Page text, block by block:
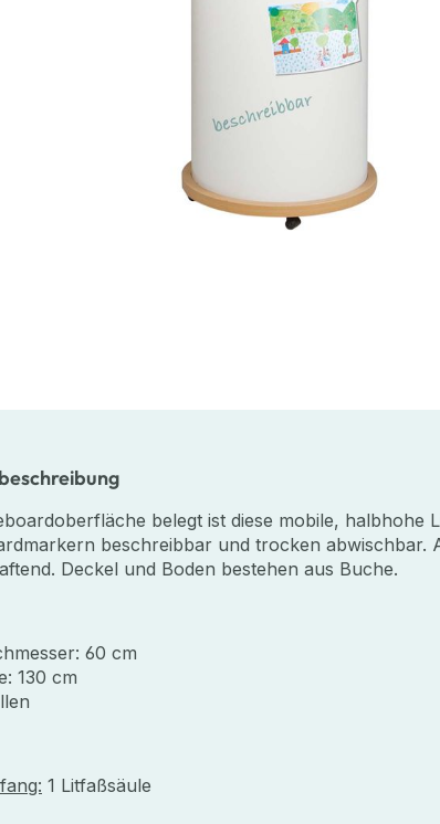
belegt ist diese mobile, halbhohe
beschreibbar und trocken abwischbar.
Deckel und Boden bestehen aus Buche.
60 cm
130 cm
1 Litfaßsäule